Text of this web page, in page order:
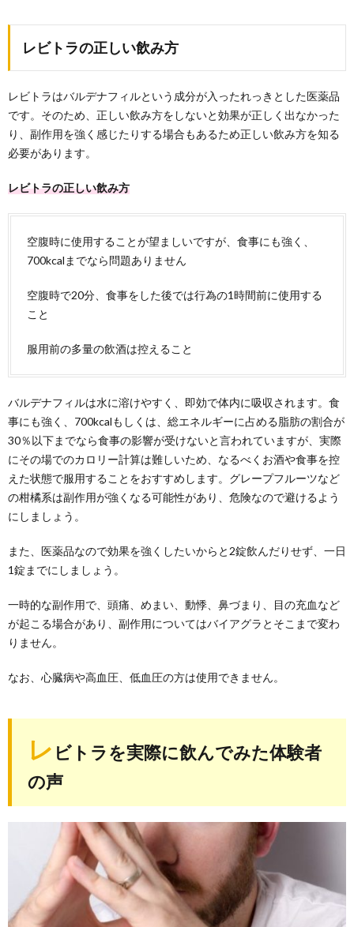
レビトラの正しい飲み方
レビトラはバルデナフィルという成分が入ったれっきとした医薬品
です。そのため、正しい飲み方をしないと効果が正しく出なかった
り、副作用を強く感じたりする場合もあるため正しい飲み方を知る
必要があります。
レビトラの正しい飲み方
空腹時に使用することが望ましいですが、食事にも強く、
700kcalまでなら問題ありません
空腹時で20分、食事をした後では行為の1時間前に使用する
こと
服用前の多量の飲酒は控えること
バルデナフィルは水に溶けやすく、即効で体内に吸収されます。食
事にも強く、700kcalもしくは、総エネルギーに占める脂肪の割合が
30％以下までなら食事の影響が受けないと言われていますが、実際
にその場でのカロリー計算は難しいため、なるべくお酒や食事を控
えた状態で服用することをおすすめします。グレープフルーツなど
の柑橘系は副作用が強くなる可能性があり、危険なので避けるよう
にしましょう。
また、医薬品なので効果を強くしたいからと2錠飲んだりせず、一日
1錠までにしましょう。
一時的な副作用で、頭痛、めまい、動悸、鼻づまり、目の充血など
が起こる場合があり、副作用についてはバイアグラとそこまで変わ
りません。
なお、心臓病や高血圧、低血圧の方は使用できません。
レ ビトラを実際に飲んでみた体験者
の声